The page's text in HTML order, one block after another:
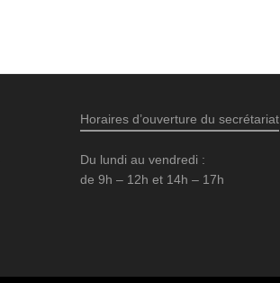
Horaires d’ouverture du secrétariat
Du lundi au vendredi :
de 9h – 12h et 14h – 17h